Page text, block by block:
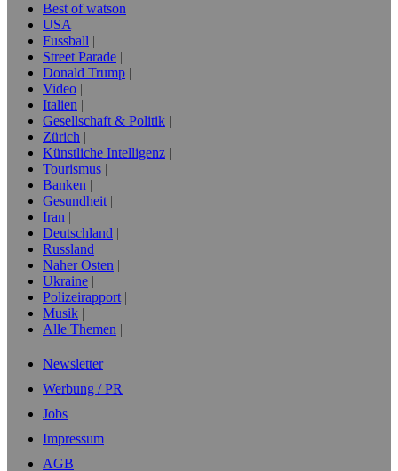
Best of watson
USA
Fussball
Street Parade
Donald Trump
Video
Italien
Gesellschaft & Politik
Zürich
Künstliche Intelligenz
Tourismus
Banken
Gesundheit
Iran
Deutschland
Russland
Naher Osten
Ukraine
Polizeirapport
Musik
Alle Themen
Newsletter
Werbung / PR
Jobs
Impressum
AGB